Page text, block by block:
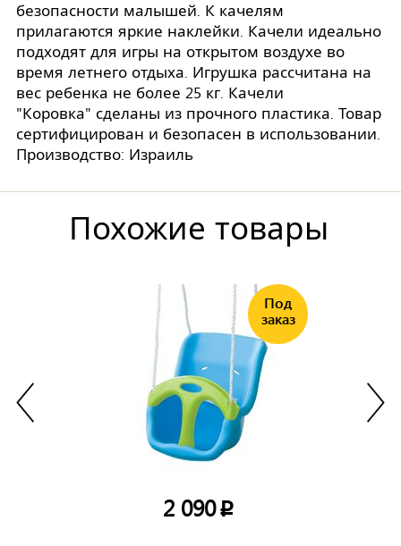
безопасности малышей. К качелям
прилагаются яркие наклейки. Качели идеально
подходят для игры на открытом воздухе во
время летнего отдыха. Игрушка рассчитана на
вес ребенка не более 25 кг. Качели
"Коровка" сделаны из прочного пластика. Товар
сертифицирован и безопасен в использовании.
Производство: Израиль
Похожие товары
2 090p